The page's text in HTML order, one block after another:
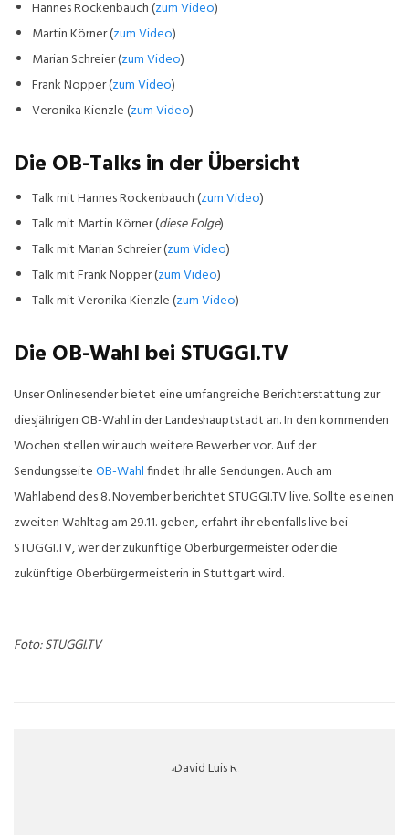
Hannes Rockenbauch (zum Video)
Martin Körner (zum Video)
Marian Schreier (zum Video)
Frank Nopper (zum Video)
Veronika Kienzle (zum Video)
Die OB-Talks in der Übersicht
Talk mit Hannes Rockenbauch (zum Video)
Talk mit Martin Körner (diese Folge)
Talk mit Marian Schreier (zum Video)
Talk mit Frank Nopper (zum Video)
Talk mit Veronika Kienzle (zum Video)
Die OB-Wahl bei STUGGI.TV
Unser Onlinesender bietet eine umfangreiche Berichterstattung zur
diesjährigen OB-Wahl in der Landeshauptstadt an. In den kommenden
Wochen stellen wir auch weitere Bewerber vor. Auf der
SendungsseiteOB-Wahlfindet ihr alle Sendungen. Auch am
Wahlabend des 8. November berichtet STUGGI.TV live. Sollte es einen
zweiten Wahltag am 29.11. geben, erfahrt ihr ebenfalls live bei
STUGGI.TV, wer der zukünftige Oberbürgermeister oder die
zukünftige Oberbürgermeisterin in Stuttgart wird.
Foto: STUGGI.TV